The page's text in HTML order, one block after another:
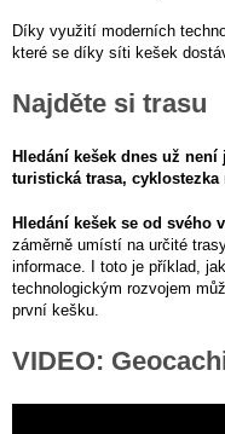
Díky využití moderních
které se díky síti kešek
Najděte si trasu
Hledání kešek dnes už
turistická trasa,
Hledání kešek se od svého
záměrně umístí na určité
informace. I toto je příklad,
technologickým rozvojem
první kešku.
VIDEO: